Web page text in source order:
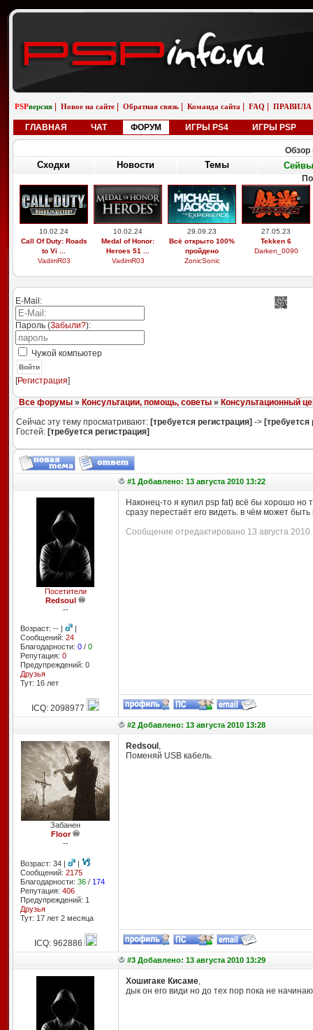
PSPверсия Новое на сайте Обратная связь Команда сайта FAQ ПРАВИЛА
ГЛАВНАЯ ЧАТ ФОРУМ ИГРЫ PS4 ИГРЫ PSP
Обзор
Сходки Новости Темы Сейвы
10.02.24
Call Of Duty: Roads
to Vi ...
VadimR03
10.02.24
Medal of Honor:
Heroes 51 ...
VadimR03
29.09.23
Всё открыто 100%
пройдено
ZonicSonic
27.05.23
Tekken 6
Darken_0090
E-Mail:
Пароль (Забыли?):
Чужой компьютер
Войти
[Регистрация]
Все форумы» Консультации, помощь, советы» Консультационный
Сейчас эту тему просматривают: [требуется регистрация] -> [требуется
Гостей: [требуется регистрация]
#1 Добавлено: 13 августа 2010 13:22
Посетители
Redsoul
--
Возраст: -- |
|
Сообщений: 24
Благодарности: 0/ 0
Репутация: 0
Предупреждений: 0
Друзья
Тут: 16 лет
Наконец-то я купил psp fat) всё бы хорошо но
сразу перестаёт его видеть. в чём может
Сообщение отредактировано 13 августа 2010
ICQ: 2098977
#2 Добавлено: 13 августа 2010 13:28
Забанен
Floor
--
Возраст: 34 |
|
Сообщений: 2175
Благодарности: 36/ 174
Репутация: 406
Предупреждений: 1
Друзья
Тут: 17 лет 2 месяцa
Redsoul ,
Поменяй USB кабель.
ICQ: 962886
#3 Добавлено: 13 августа 2010 13:29
Хошигаке Кисаме,
дык он его види но до тех пор пока не